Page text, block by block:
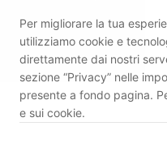
Per migliorare la tua
utilizziamo cookie e
direttamente dai nostri
sezione “Privacy” nelle
presente a fondo pagina.
e sui cookie.